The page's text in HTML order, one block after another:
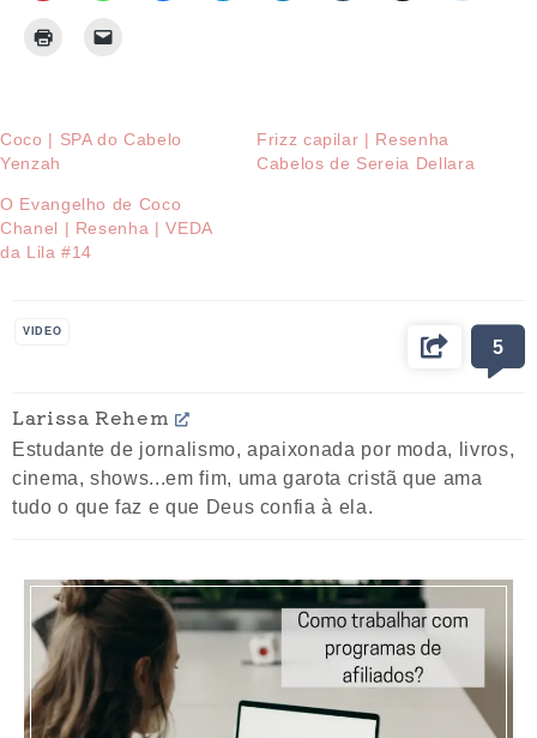
Coco | SPA do Cabelo
Yenzah
Frizz capilar | Resenha
Cabelos de Sereia Dellara
O Evangelho de Coco
Chanel | Resenha | VEDA
da Lila #14
VIDEO
5
Larissa Rehem
Estudante de jornalismo, apaixonada por moda, livros,
cinema, shows...em fim, uma garota cristã que ama
tudo o que faz e que Deus confia à ela.